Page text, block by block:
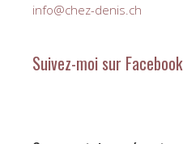
info@chez-denis.ch
Suivez-moi sur Facebook